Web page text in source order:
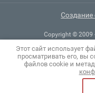
Создание
Copyright © 2009
Этот сайт использует
просматривать его, вы
файлов cookie и